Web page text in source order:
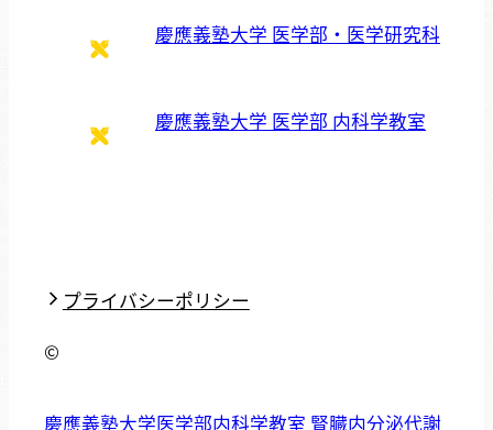
慶應義塾大学 医学部・医学研究科
慶應義塾大学 医学部 内科学教室
プライバシーポリシー
©
慶應義塾大学医学部内科学教室 腎臓内分泌代謝